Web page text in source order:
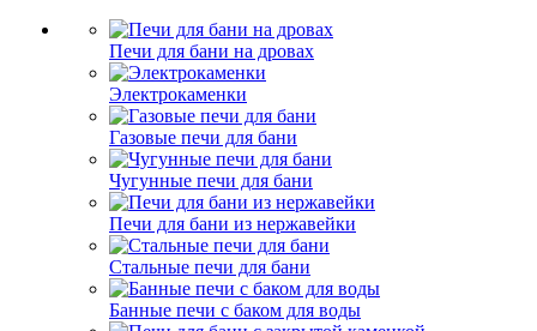
Печи для бани на дровах
Электрокаменки
Газовые печи для бани
Чугунные печи для бани
Печи для бани из нержавейки
Стальные печи для бани
Банные печи с баком для воды